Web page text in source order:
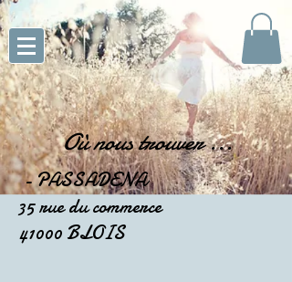
Où nous trouver...
- PASSADENA
35 rue du commerce
41000 BLOIS